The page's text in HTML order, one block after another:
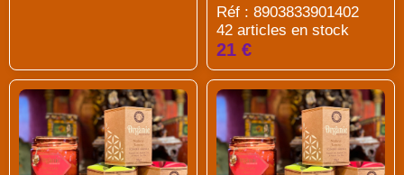
Réf : 8903833901402
42 articles en stock
21 €